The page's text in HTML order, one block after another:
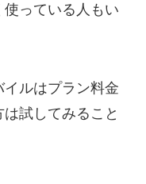
っている人もい
イルはプラン料金
試してみること